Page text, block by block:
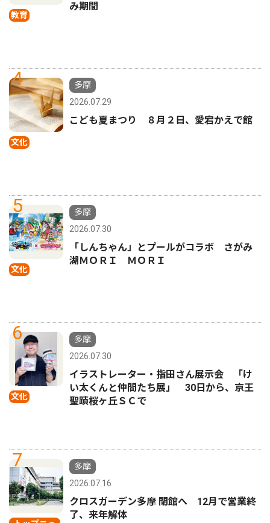
教育
み期間
4
文化
多摩
2026.07.29
こども夏まつり ８月２日、愛宕かえで館
5
文化
多摩
2026.07.30
「しんちゃん」とプールがコラボ さがみ
湖ＭＯＲＩ ＭＯＲＩ
6
文化
多摩
2026.07.30
イラストレーター・指田さん展示会 「け
い太くんと仲間たち展」 30日から、京王
聖蹟桜ヶ丘ＳＣで
7
多摩
2026.07.16
クロスガーデン多摩 閉館へ 12月で営業終
了、来年解体